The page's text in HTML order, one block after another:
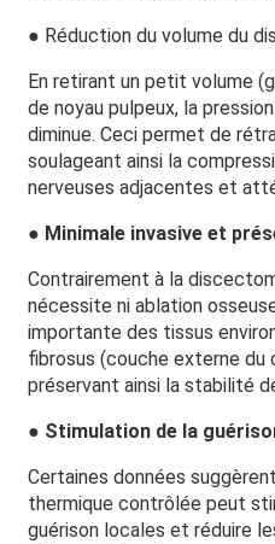
● Réduction du volume du
En retirant un petit volume
de noyau pulpeux, la
diminue. Ceci permet de
soulageant ainsi la
nerveuses adjacentes et
● Minimale invasive et
Contrairement à la
nécessite ni ablation
importante des tissus
fibrosus (couche externe
préservant ainsi la stabilité
● Stimulation de la
Certaines données
thermique contrôlée peut
guérison locales et réduire